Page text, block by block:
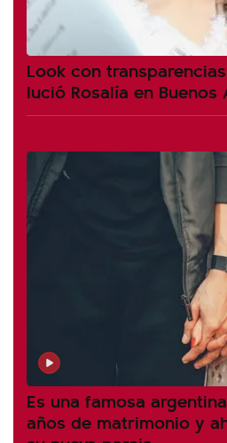
Look con
lució Rosalía en Buenos
Es una famosa
años de matrimonio y